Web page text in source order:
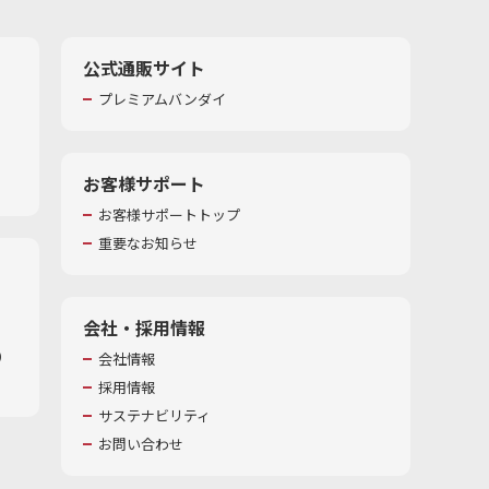
公式通販サイト
プレミアムバンダイ
お客様サポート
お客様サポートトップ
重要なお知らせ
会社・採用情報
会社情報
採用情報
サステナビリティ
お問い合わせ